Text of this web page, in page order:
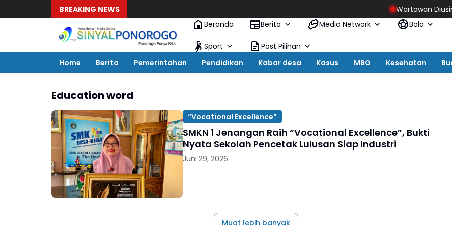
BREAKING NEWS Wartawan Diusir dari
Beranda
Berita Media Network Bola
Sport
Post Pilihan
Home
Berita Pemerintahan Pendidikan Kabar desa Kasus MBG Kesehatan
Education word
“Vocational Excellence”
SMKN 1 Jenangan Raih “Vocational Excellence”, Bukti
Nyata Sekolah Pencetak Lulusan Siap Industri
Juni 29, 2026
Muat lebih banyak